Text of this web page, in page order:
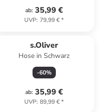
ab: 35,99 €
UVP: 79,99 €*
s.Oliver
Hose in Schwarz
-60%
ab: 35,99 €
UVP: 89,99 €*